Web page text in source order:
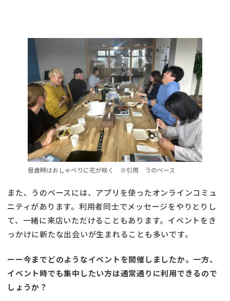
昼食時はおしゃべりに花が咲く ※引用 うのベース
また、うのベースには、アプリを使ったオンラインコミュ
ニティがあります。利用者同士でメッセージをやりとりし
て、一緒に来店いただけることもあります。イベントをき
っかけに新たな出会いが生まれることも多いです。
ーー今までどのようなイベントを開催しましたか。一方、
イベント時でも集中したい方は通常通りに利用できるので
しょうか？